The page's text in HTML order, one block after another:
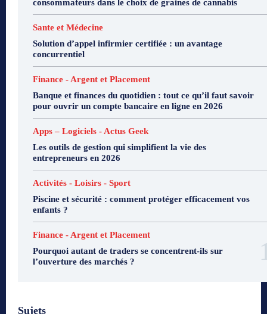
consommateurs dans le choix de graines de cannabis
Sante et Médecine
Solution d’appel infirmier certifiée : un avantage
concurrentiel
Finance - Argent et Placement
Banque et finances du quotidien : tout ce qu’il faut savoir
pour ouvrir un compte bancaire en ligne en 2026
Apps – Logiciels - Actus Geek
Les outils de gestion qui simplifient la vie des
entrepreneurs en 2026
Activités - Loisirs - Sport
Piscine et sécurité : comment protéger efficacement vos
enfants ?
Finance - Argent et Placement
Pourquoi autant de traders se concentrent-ils sur
l’ouverture des marchés ?
Sujets